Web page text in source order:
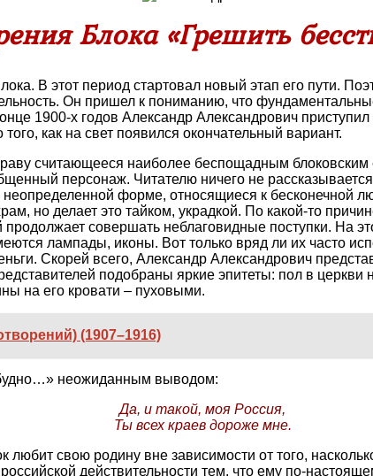
Блока «Грешить
В этот период стартовал новый этап его пути.
Он пришел к пониманию, что
1900-х годов Александр Александрович
как на свет появился окончательный вариант.
считающееся наиболее беспощадным блоковским
персонаж. Читателю ничего не
неопределенной форме, относящиеся к бесконечной
но делает это тайком, украдкой. По какой-то
совершать неблаговидные поступки. На
лампады, иконы. Вот только вряд ли их часто
Скорей всего, Александр Александрович
подобраны яркие эпитеты: пол в
на его кровати – пуховыми.
(1907–1916)
неожиданным выводом:
Да, и такой, моя Россия,
Ты всех краев дороже мне.
свою родину вне зависимости от того,
действительности тем, что ему по-